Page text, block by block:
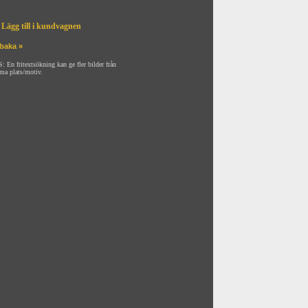
Lägg till i kundvagnen
»
En fritextsökning kan ge fler bilder från
plats/motiv.